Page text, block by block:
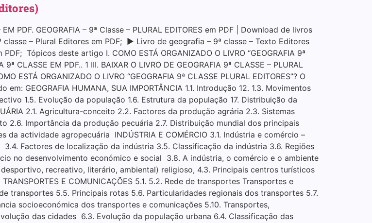
PDF. GEOGRAFIA – 9ª Classe – PLURAL EDITORES em PDF | Download de livros
– Plural Editores em PDF; ▶ Livro de geografia – 9ª classe – Texto Editores
Tópicos deste artigo I. COMO ESTÁ ORGANIZADO O LIVRO “GEOGRAFIA 9ª
9ª CLASSE EM PDF.. 1 III. BAIXAR O LIVRO DE GEOGRAFIA 9ª CLASSE – PLURAL
ESTÁ ORGANIZADO O LIVRO “GEOGRAFIA 9ª CLASSE PLURAL EDITORES”? O
GEOGRAFIA HUMANA, SUA IMPORTÂNCIA 1.1. Introdução 12. 1.3. Movimentos
1.5. Evolução da população 1.6. Estrutura da população 17. Distribuição da
2.1. Agricultura-conceito 2.2. Factores da produção agrária 2.3. Sistemas
Importância da produção pecuária 2.7. Distribuição mundial dos principais
actividade agropecuária INDÚSTRIA E COMÉRCIO 3.1. Indústria e comércio –
Factores de localização da indústria 3.5. Classificação da indústria 3.6. Regiões
no desenvolvimento económico e social 3.8. A indústria, o comércio e o ambiente
recreativo, literário, ambiental) religioso, 4.3. Principais centros turísticos
E COMUNICAÇÕES 5.1. 5.2. Rede de transportes Transportes e
transportes 5.5. Principais rotas 5.6. Particularidades regionais dos transportes 5.7.
socioeconómica dos transportes e comunicações 5.10. Transportes,
das cidades 6.3. Evolução da população urbana 6.4. Classificação das